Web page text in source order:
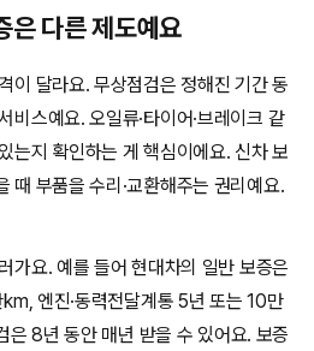
은 다른 제도예요
이 달라요. 무상점검은 정해진 기간 동
비스예요. 오일류·타이어·브레이크 같
는지 확인하는 게 핵심이에요. 신차 보
때 부품을 수리·교환해주는 권리예요.
가요. 예를 들어 현대차의 일반 보증은
엔진·동력전달계통 5년 또는 10만
은 8년 동안 매년 받을 수 있어요. 보증